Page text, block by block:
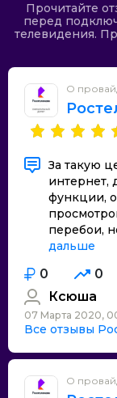
Прочитайте
перед
телевидения.
О
За такую
интернет,
функции,
перебои,
дальше
0 0
Ксюша
07 Марта 2020,
Все отзывы
О